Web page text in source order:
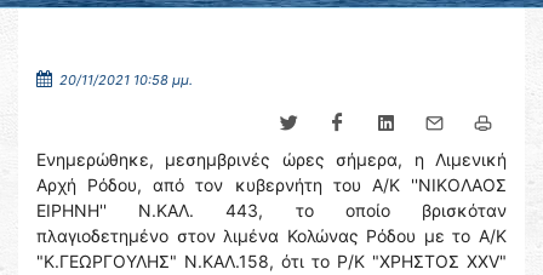
20/11/2021 10:58 μμ.
Ενημερώθηκε, μεσημβρινές ώρες σήμερα, η Λιμενική
Αρχή Ρόδου, από τον κυβερνήτη του Α/Κ ''ΝΙΚΟΛΑΟΣ
ΕΙΡΗΝΗ'' Ν.ΚΑΛ. 443, το οποίο βρισκόταν
πλαγιοδετημένο στον λιμένα Κολώνας Ρόδου με το Α/Κ
"Κ.ΓΕΩΡΓΟΥΛΗΣ" Ν.ΚΑΛ.158, ότι το Ρ/Κ "ΧΡΗΣΤΟΣ XXV"